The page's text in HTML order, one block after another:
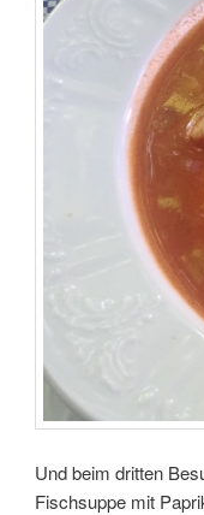
Und beim dritten
Fischsuppe mit